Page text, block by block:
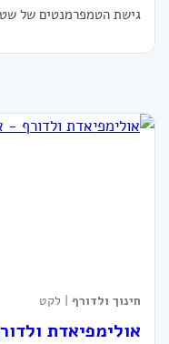
גישת הטמפרמנטים של
חינוך ולדורף | לקט
אולימפיאדת